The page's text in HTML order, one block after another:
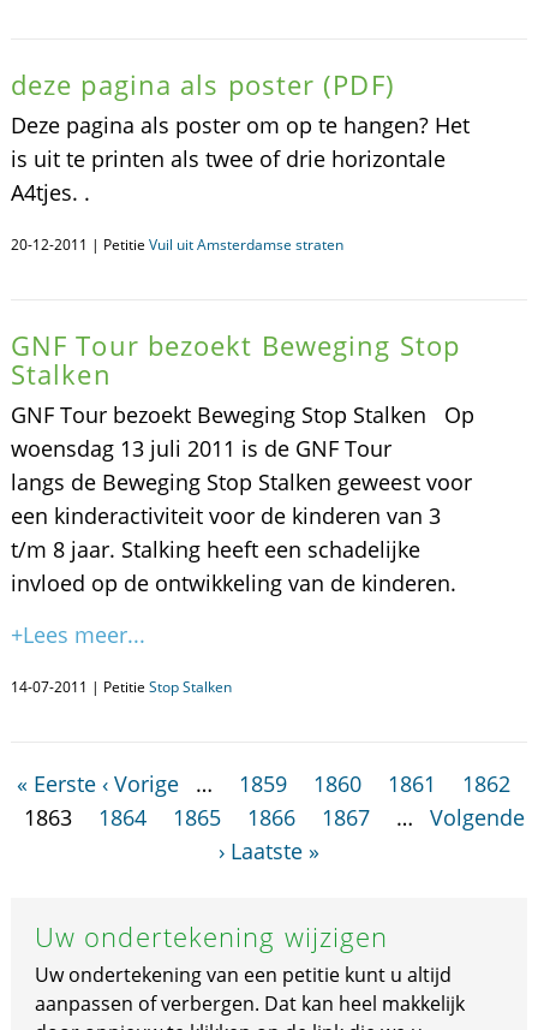
deze pagina als poster (PDF)
Deze pagina als poster om op te hangen? Het
is uit te printen als twee of drie horizontale
A4tjes. .
20-12-2011 | Petitie Vuil uit Amsterdamse straten
GNF Tour bezoekt Beweging Stop
Stalken
GNF Tour bezoekt Beweging Stop Stalken Op
woensdag 13 juli 2011 is de GNF Tour
langs de Beweging Stop Stalken geweest voor
een kinderactiviteit voor de kinderen van 3
t/m 8 jaar. Stalking heeft een schadelijke
invloed op de ontwikkeling van de kinderen.
+Lees meer...
14-07-2011 | Petitie Stop Stalken
« Eerste ‹ Vorige … 1859 1860 1861
1862
1863
1864 1865 1866 1867 …
Volgende
› Laatste »
Uw ondertekening wijzigen
Uw ondertekening van een petitie kunt u altijd
aanpassen of verbergen. Dat kan heel makkelijk